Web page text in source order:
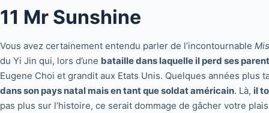
11 Mr Sunshine
Vous avez certainement entendu parler de l’incontournable
du Yi Jin qui, lors d’une bataille dans laquelle il perd ses
Eugene Choi et grandit aux Etats Unis. Quelques années plus
dans son pays natal mais en tant que soldat américain. Là, il
pas plus sur l’histoire, ce serait dommage de gâcher votre